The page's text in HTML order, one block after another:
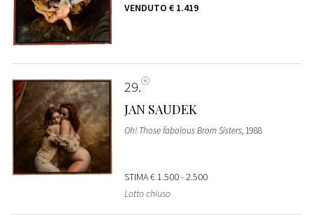
VENDUTO € 1.419
29
JAN SAUDEK
Oh! Those fabolous Brom Sisters, 1988
STIMA€ 1.500 - 2.500
Lotto chiuso